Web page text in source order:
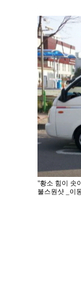
"황소 힘이 솟
불스원샷 _이